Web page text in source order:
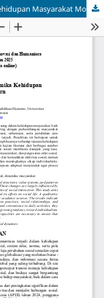
Masyarakat Modern